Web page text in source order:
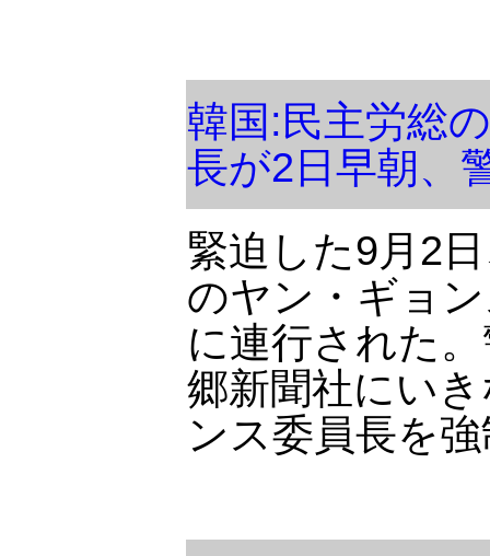
韓国:民主労総
長が2日早朝、
緊迫した9月2
のヤン・ギョ
に連行された
郷新聞社にい
ンス委員長を